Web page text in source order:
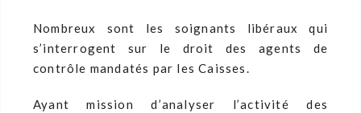
Nombreux sont les soignants libéraux qui
s’interrogent sur le droit des agents de
contrôle mandatés par les Caisses.
Ayant mission d’analyser l’activité des